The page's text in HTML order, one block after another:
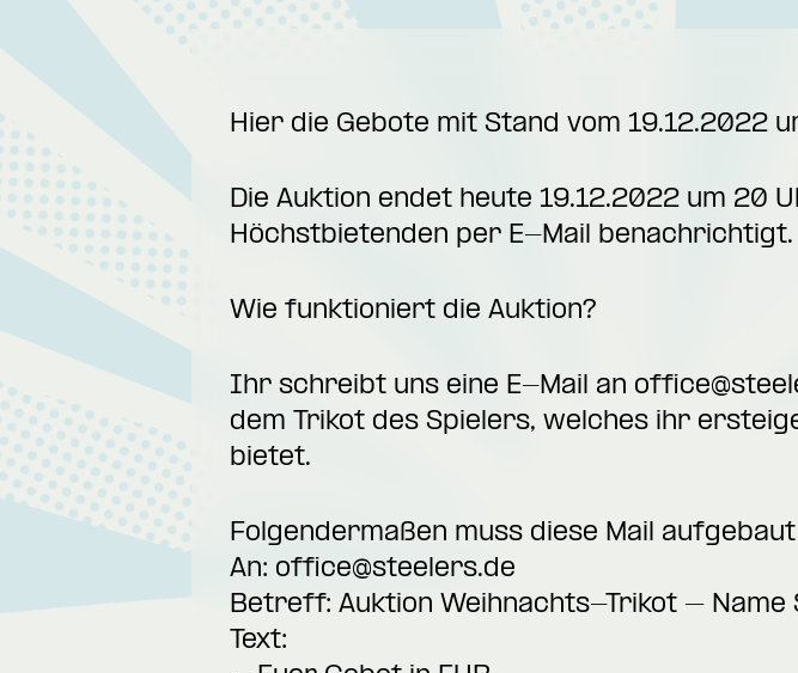
Hier die Gebote mit Stand vom 19.12.2022
Die Auktion endet heute 19.12.2022 um 20
Höchstbietenden per E-Mail benachrichtigt.
Wie funktioniert die Auktion?
Ihr schreibt uns eine E-Mail an
dem Trikot des Spielers, welches ihr
bietet.
Folgendermaßen muss diese Mail aufgebaut
An: office@steelers.de
Betreff: Auktion Weihnachts-Trikot – Name
Text: